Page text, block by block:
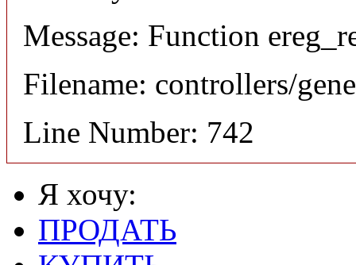
Message: Function
Filename: controllers/
Line Number: 742
Я хочу:
ПРОДАТЬ